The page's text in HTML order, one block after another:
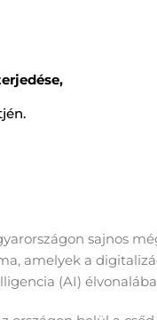
sajnos
amelyek a
(AI)